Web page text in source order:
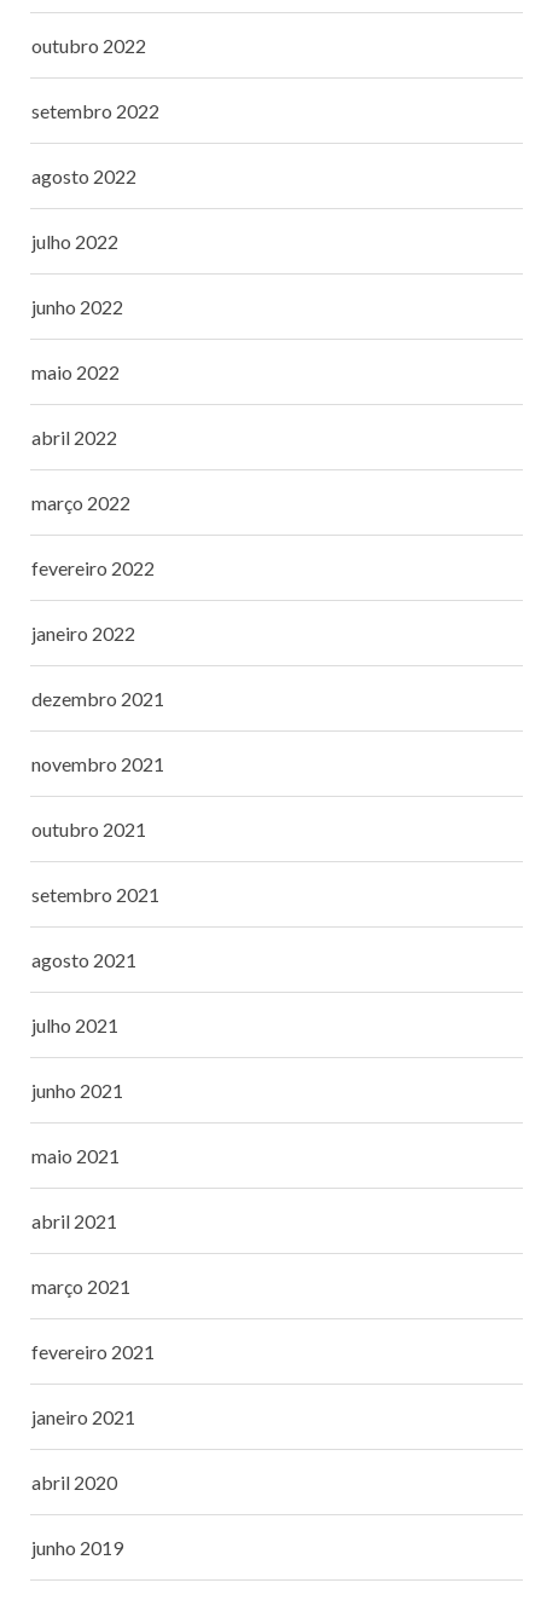
outubro 2022
setembro 2022
agosto 2022
julho 2022
junho 2022
maio 2022
abril 2022
março 2022
fevereiro 2022
janeiro 2022
dezembro 2021
novembro 2021
outubro 2021
setembro 2021
agosto 2021
julho 2021
junho 2021
maio 2021
abril 2021
março 2021
fevereiro 2021
janeiro 2021
abril 2020
junho 2019